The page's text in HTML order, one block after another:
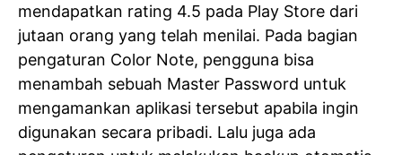
mendapatkan rating 4.5 pada Play Store dari
jutaan orang yang telah menilai. Pada bagian
pengaturan Color Note, pengguna bisa
menambah sebuah Master Password untuk
mengamankan aplikasi tersebut apabila ingin
digunakan secara pribadi. Lalu juga ada